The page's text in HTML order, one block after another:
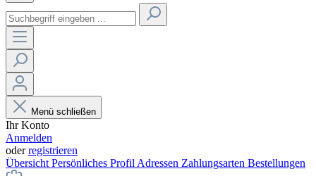
Menü schließen
Ihr Konto
Anmelden
oderregistrieren
Übersicht Persönliches Profil Adressen Zahlungsarten Bestellungen